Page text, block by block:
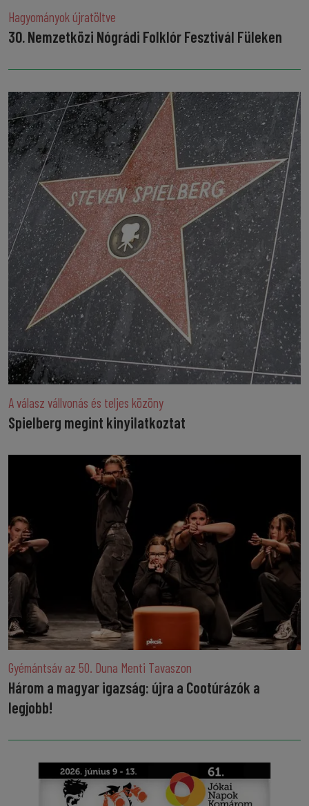
Hagyományok újratöltve
30. Nemzetközi Nógrádi Folklór Fesztivál Füleken
A válasz vállvonás és teljes közöny
Spielberg megint kinyilatkoztat
Gyémántsáv az 50. Duna Menti Tavaszon
Három a magyar igazság: újra a Cootúrázók a
legjobb!